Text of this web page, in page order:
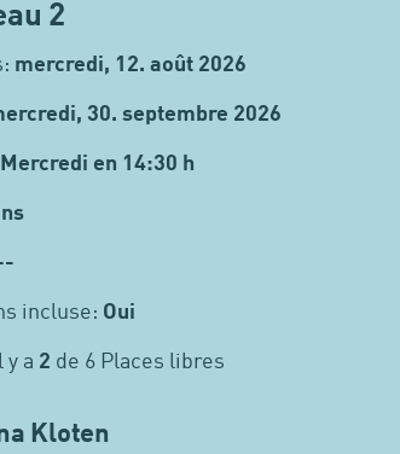
2
mercredi, 12. août 2026
30. septembre 2026
en 14:30 h
incluse: Oui
y a 2 de 6 Places libres
Kloten